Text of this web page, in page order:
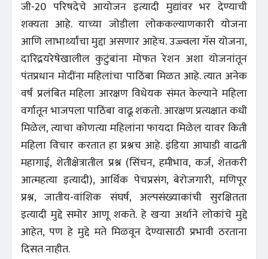
जी-20 परिषदेचे आयोजन इत्यादी मुद्यांवर भर देण्याची
शक्यता आहे. याच्या जोडीला लोककल्याणकारी योजना
आणि लाभार्थ्यांचा मुद्दा असणार आहेच. उज्ज्वला गॅस योजना,
दारिद्रयरेषेखालील कुटुंबांना मोफत रेशन अशा योजनांतून
पंतप्रधान मोदींना महिलांचा पाठिंबा मिळत आहे. त्यात अनेक
वर्षं प्रलंबित महिला आरक्षण विधेयक संमत केल्याने महिला
वर्गातून भाजपला पाठिंबा वाढू शकतो. आरक्षण प्रत्यक्षात कधी
मिळेल, त्याचा कोणत्या महिलांना फायदा मिळेल यावर किती
महिला विचार करतात हा प्रश्नच आहे. इंडिया आघाडी वाढती
महागाई, शेतीक्षेत्रातील प्रश्न (सिंचन, हमीभाव, कर्ज, शेतकरी
आत्महत्या इत्यादी), आर्थिक पेचप्रसंग, बेरोजगारी, मणिपूर
प्रश्न, जातीय-वांशिक संघर्ष, अल्पसंख्याकांची सुरक्षितता
इत्यादी मुद्दे समोर आणू शकते. हे खऱ्या अर्थाने लोकांचे मुद्दे
आहेत, पण हे मुद्दे मते मिळवून देण्यासाठी प्रभावी ठरताना
दिसत नाहीत.